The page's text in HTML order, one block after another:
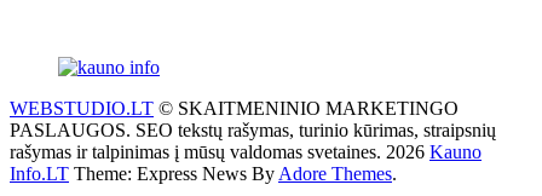
WEBSTUDIO.LT © SKAITMENINIO MARKETINGO
PASLAUGOS. SEO tekstų rašymas, turinio kūrimas, straipsnių
rašymas ir talpinimas į mūsų valdomas svetaines. 2026 Kauno
Info.LT Theme: Express News By Adore Themes.